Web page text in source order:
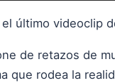
último videoclip
de retazos de
que rodea la